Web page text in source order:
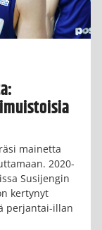
mainetta
2020-
Susijengin
kertynyt
perjantai-illan